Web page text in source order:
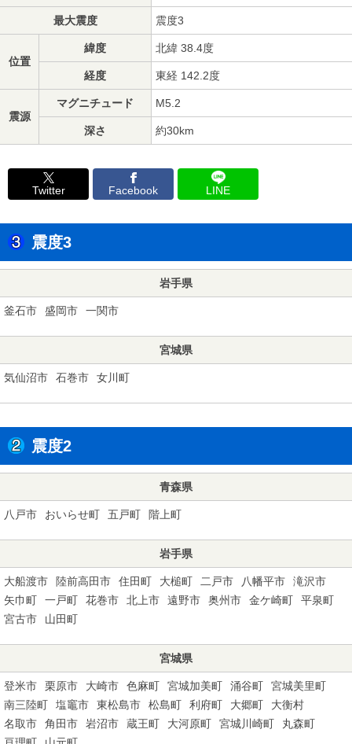
最大震度 震度3
位置
緯度 北緯 38.4度
経度 東経 142.2度
震源
マグニチュード M5.2
深さ 約30km
Twitter Facebook LINE
震度3
岩手県
釜石市 盛岡市 一関市
宮城県
気仙沼市 石巻市 女川町
震度2
青森県
八戸市 おいらせ町 五戸町 階上町
岩手県
大船渡市 陸前高田市 住田町 大槌町 二戸市 八幡平市
滝沢市
矢巾町
一戸町 花巻市 北上市 遠野市 奥州市 金ケ崎町
平泉町
宮古市
山田町
宮城県
登米市 栗原市 大崎市 色麻町 宮城加美町 涌谷町
宮城美里町
南三陸町
塩竈市 東松島市 松島町 利府町 大郷町
大衡村
名取市
角田市 岩沼市 蔵王町 大河原町 宮城川崎町
丸森町